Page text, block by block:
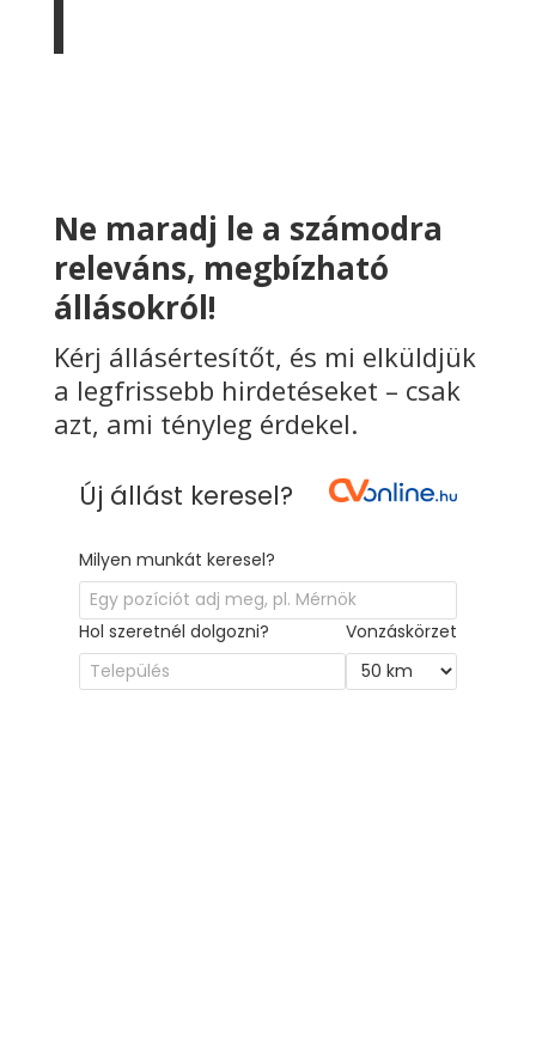
Ne maradj le a számodra
releváns, megbízható
állásokról!
Kérj állásértesítőt, és mi elküldjük
a legfrissebb hirdetéseket – csak
azt, ami tényleg érdekel.